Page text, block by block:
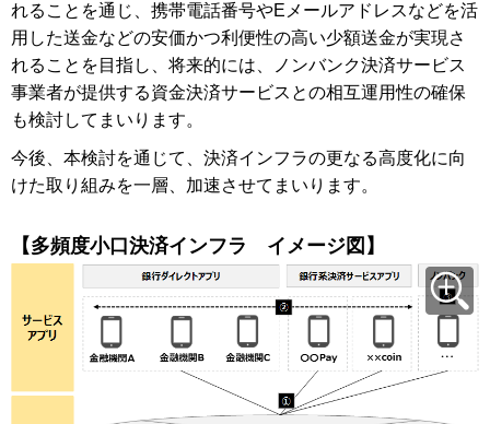
れることを通じ、携帯電話番号やEメールアドレスなどを活
用した送金などの安価かつ利便性の高い少額送金が実現さ
れることを目指し、将来的には、ノンバンク決済サービス
事業者が提供する資金決済サービスとの相互運用性の確保
も検討してまいります。
今後、本検討を通じて、決済インフラの更なる高度化に向
けた取り組みを一層、加速させてまいります。
【多頻度小口決済インフラ イメージ図】